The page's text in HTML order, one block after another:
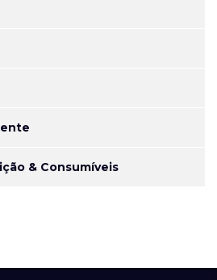
& Consumíveis